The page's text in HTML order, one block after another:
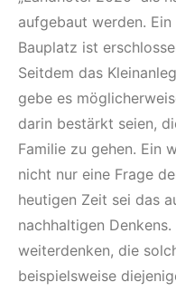
aufgebaut werden.
Bauplatz ist
Seitdem das
gebe es
darin bestärkt seien,
Familie zu gehen. Ein
nicht nur eine Frage
heutigen Zeit sei das
nachhaltigen
weiterdenken, die
beispielsweise